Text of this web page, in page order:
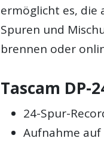
ermöglicht es, die
Spuren und
brennen oder
Tascam DP-
24-Spur-
Aufnahme auf